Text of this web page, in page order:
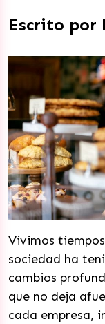
Escrito por
Vivimos
sociedad ha
cambios
que no deja
cada empresa,